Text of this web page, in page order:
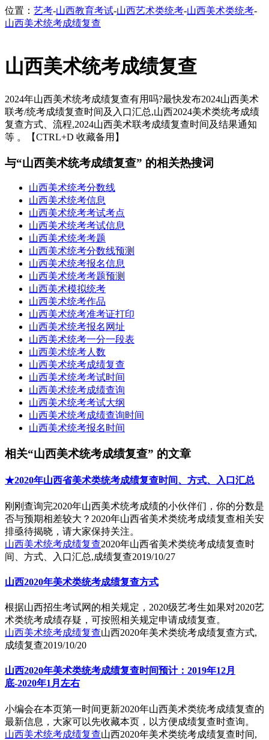
位置： 艺考-山西教育考试-山西艺术类统考-山西美术类统考-
山西美术统考成绩复查
山西美术统考成绩复查
2024年山西美术统考成绩复查有用吗?最快发布2024山西美术
联考/统考成绩复查时间及入口汇总,山西2024美术类统考成绩
复查方式、流程,2024山西美术联考成绩复查时间及结果通知
等 。【CTRL+D 收藏备用】
与“山西美术统考成绩复查” 的相关热搜词
山西美术统考分数线
山西美术统考信息
山西美术统考考试考点
山西美术统考考试信息
山西美术统考考题
山西美术统考分数线预测
山西美术统考报名信息
山西美术统考考题预测
山西美术模拟统考
山西美术统考作品
山西美术统考准考证打印
山西美术统考报名网址
山西美术统考一分一段表
山西美术统考人数
山西美术统考成绩复查
山西美术统考考试时间
山西美术统考成绩查询
山西美术统考考试大纲
山西美术统考成绩查询时间
山西美术统考报名时间
相关“山西美术统考成绩复查” 的文章
★2020年山西省美术类统考成绩复查时间、方式、入口汇总
刚刚查询完2020年山西美术统考成绩的小伙伴们，你的分数是
否与预期相差较大？2020年山西省美术类统考成绩复查相关安
排亟待揭晓，请大家保持关注。
山西美术统考成绩复查2020年山西省美术类统考成绩复查时
间、方式、入口汇总,成绩复查2019/10/27
山西2020年美术类统考成绩复查方式
根据山西招生考试网的相关规定，2020级艺考生如果对2020艺
术类统考成绩存疑，可按照相关规定申请成绩复查。
山西美术统考成绩复查山西2020年美术类统考成绩复查方式,
成绩复查2019/10/20
山西2020年美术类统考成绩复查时间预计：2019年12月
底-2020年1月左右
小编会在本页第一时间更新2020年山西美术类统考成绩复查的
最新信息，大家可以先收藏本页，以方便成绩复查时查询。
山西美术统考成绩复查山西2020年美术类统考成绩复查时间,